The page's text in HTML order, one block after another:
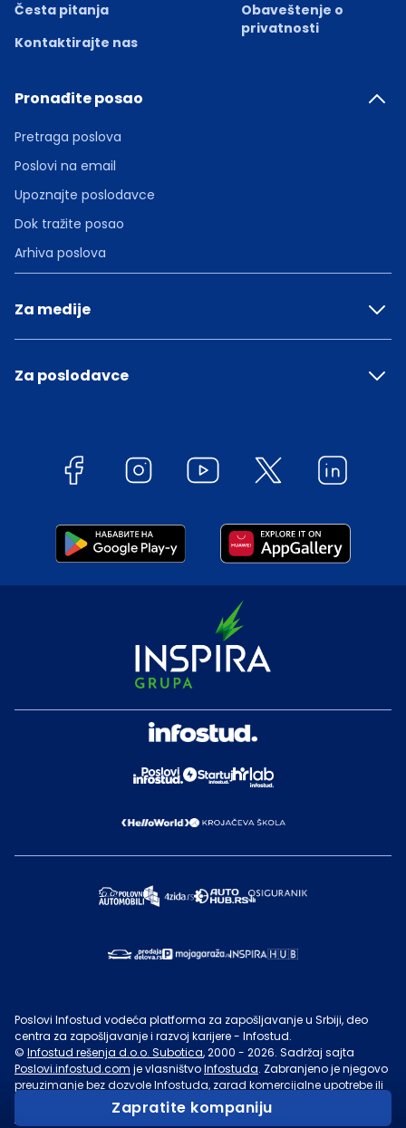
Zapratite kompaniju
Česta pitanja
Kontaktirajte nas
Obaveštenje o
privatnosti
Pronađite posao
Pretraga poslova
Poslovi na email
Upoznajte poslodavce
Dok tražite posao
Arhiva poslova
Za medije
Za poslodavce
Poslovi Infostud vodeća platforma za zapošljavanje u Srbiji, deo
centra za zapošljavanje i razvoj karijere - Infostud.
© Infostud rešenja d.o.o. Subotica, 2000 - 2026. Sadržaj sajta
Poslovi.infostud.com je vlasništvoInfostuda. Zabranjeno je njegovo
preuzimanje bez dozvoleInfostuda, zarad komercijalne upotrebe ili
u druge svrhe, osim za lične potrebe posetilaca sajta.